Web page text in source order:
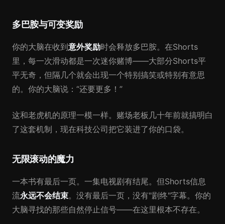
多巴胺与可变奖励
你的大脑在收到意外奖励时会释放多巴胺。在Shorts
里，每一次滑动都是一次迷你赌博——大部分Shorts平
平无奇，但隔几个就会出现一个特别搞笑或特别有意思
的。你的大脑说：“还要更多！”
这和老虎机的原理一模一样。赌场老板几十年前就搞明白
了这套机制，现在科技公司把它装进了你的口袋。
无限滚动的魔力
一本书有最后一页。一集电视剧有结尾。但Shorts信息
流永远不会结束。没有最后一页，没有"剧终"字幕。你的
大脑寻找的那些自然停止信号——在这里根本不存在。